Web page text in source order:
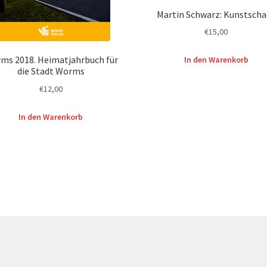
2018. Heimatjahrbuch für
die Stadt Worms
€12,00
In den Warenkorb
Martin Schwarz:
€15,00
In den Warenkorb